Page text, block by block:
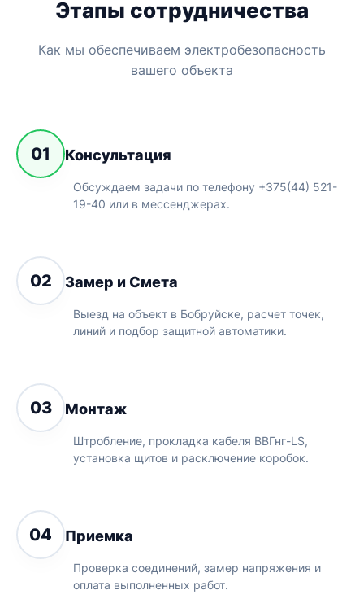
Этапы сотрудничества
Как мы обеспечиваем электробезопасность
вашего объекта
01 Консультация
Обсуждаем задачи по телефону +375(44) 521-
19-40 или в мессенджерах.
02 Замер и Смета
Выезд на объект в Бобруйске, расчет точек,
линий и подбор защитной автоматики.
03 Монтаж
Штробление, прокладка кабеля ВВГнг-LS,
установка щитов и расключение коробок.
04 Приемка
Проверка соединений, замер напряжения и
оплата выполненных работ.